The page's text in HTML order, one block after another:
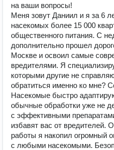
на ваши вопросы!
Меня зовут Даниил и я за 6
насекомых более 15 000
общественного питания. С
дополнительно прошел
Москве и освоил самые
вредителями. Я
которыми другие не
обратиться именно ко мне?
Насекомые быстро
обычные обработки уже не
с эффективными
избавят вас от вредителей.
работы я накопил огромный
с любыми насекомыми.